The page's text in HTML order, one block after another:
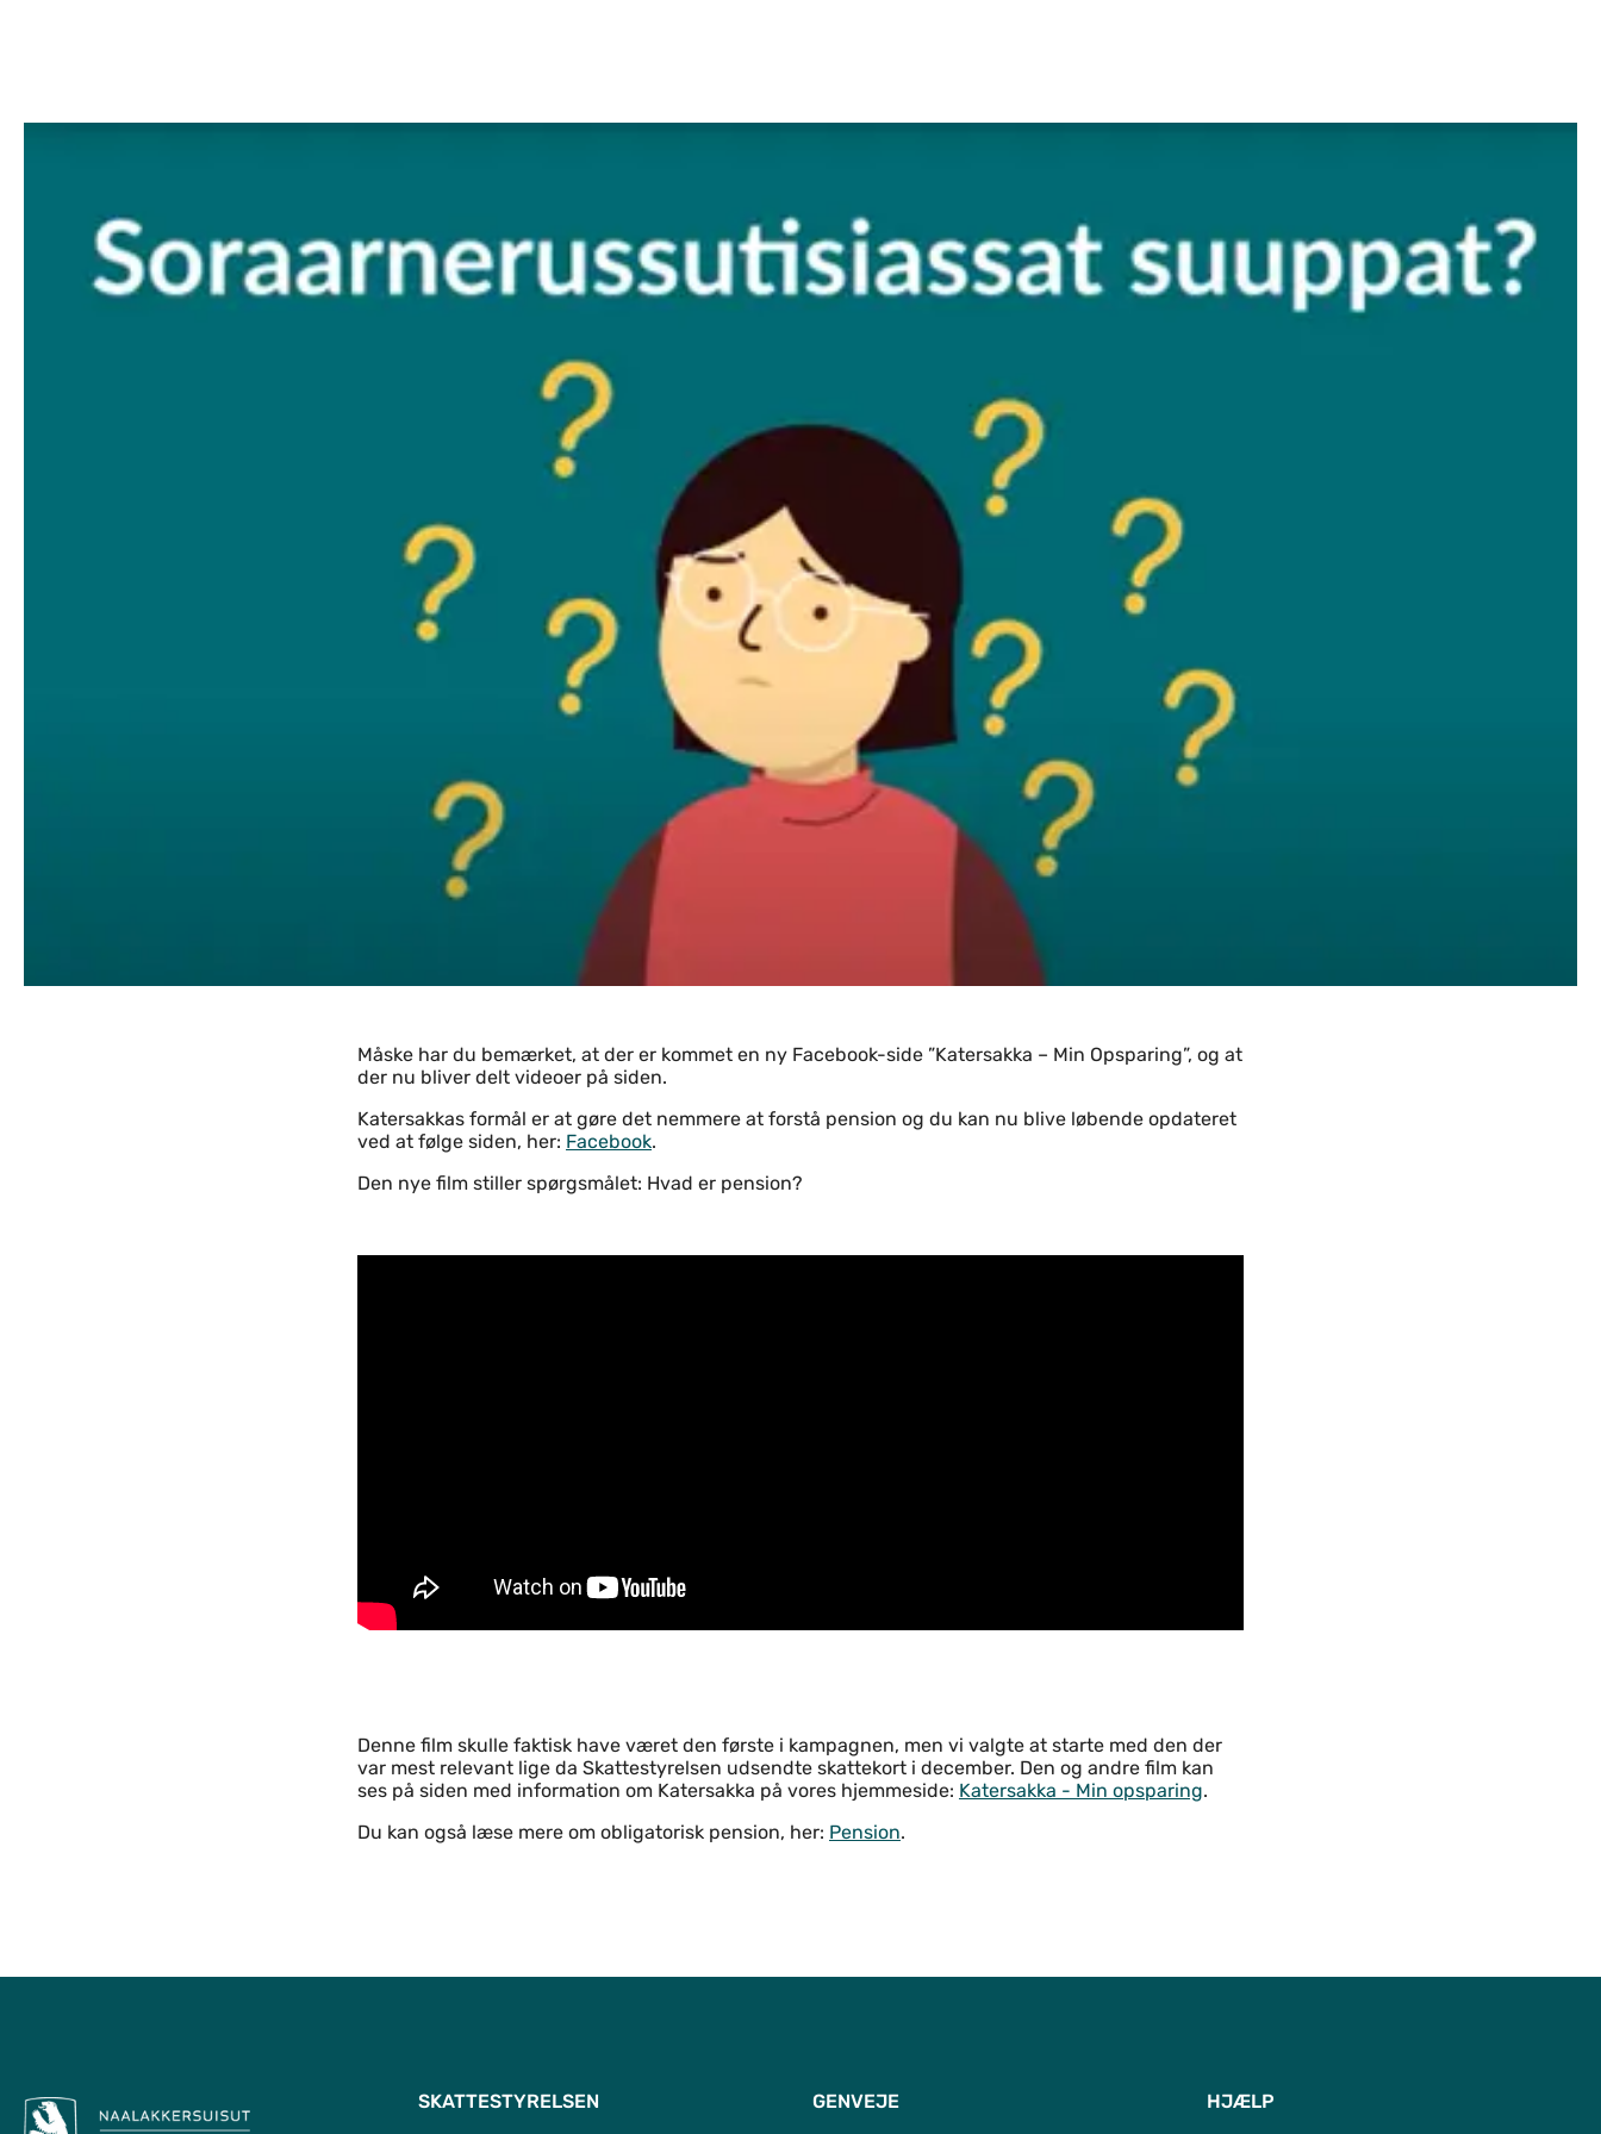
Måske har du bemærket, at der er kommet en ny Facebook-side ”Katersakka – Min Opsparing”, og at
der nu bliver delt videoer på siden.
Katersakkas formål er at gøre det nemmere at forstå pension og du kan nu blive løbende opdateret
ved at følge siden, her: Facebook.
Den nye film stiller spørgsmålet: Hvad er pension?
Denne film skulle faktisk have været den første i kampagnen, men vi valgte at starte med den der
var mest relevant lige da Skattestyrelsen udsendte skattekort i december. Den og andre film kan
ses på siden med information om Katersakka på vores hjemmeside: Katersakka - Min opsparing.
Du kan også læse mere om obligatorisk pension, her: Pension.
SKATTESTYRELSEN GENVEJE HJÆLP